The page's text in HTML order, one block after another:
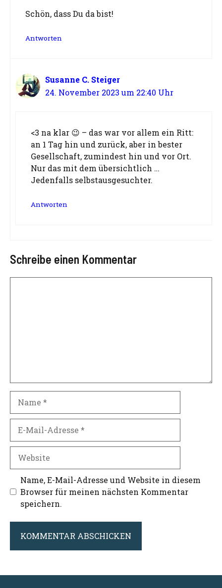
Schön, dass Du da bist!
Antworten
Susanne C. Steiger
24. November 2023 um 22:40 Uhr
<3 na klar 😉 – das war vor allem ein Ritt:
an 1 Tag hin und zurück, aber in bester
Gesellschaft, zumindest hin und vor Ort.
Nur das mit dem übersichtlich …
Jedenfalls selbstausgesuchter.
Antworten
Schreibe einen Kommentar
Mail-
Adresse
Name, E-Mail-Adresse und Website in diesem
Browser für meinen nächsten Kommentar
speichern.